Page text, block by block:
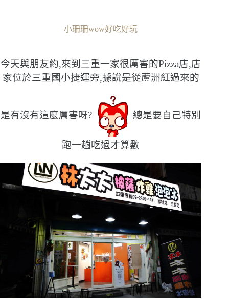
小珊珊wow好吃好玩
今天與朋友約,來到三重一家很厲害的Pizza店,店
家位於三重國小捷運旁,據說是從蘆洲紅過來的
是有沒有這麼厲害呀? 總是要自己特別
跑一趟吃過才算數